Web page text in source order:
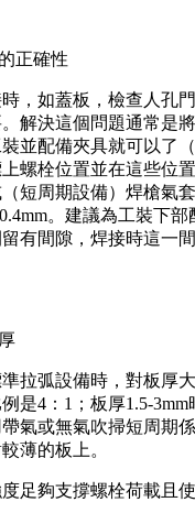
正確性
，如蓋板，檢查人孔
解決這個問題通常是
並配備夾具就可以了（
螺栓位置並在這些位
短周期設備）焊槍氣
。建議為工裝下部
有間隙，焊接時這一
拉弧設備時，對板厚
是4：1；板厚1.5-3mm
氣或無氣吹掃短周期
薄的板上。
足夠支撐螺栓荷載且使